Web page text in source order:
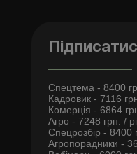
Спецтема - 8400
Кадровик - 7116
Комерція - 6864
Агро - 7248 грн. /
Спецрозбір - 8400
Агропорадники -